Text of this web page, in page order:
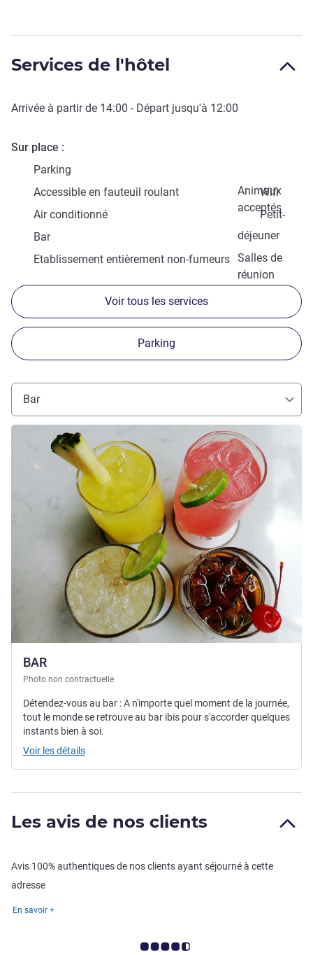
Services de l'hôtel
Arrivée à partir de 14:00 - Départ jusqu'à 12:00
Sur place
Parking
Animaux
acceptés
Accessible en fauteuil roulant
Wifi
Air conditionné
Petit-
déjeuner
Bar
Salles de
réunion
Etablissement entièrement non-fumeurs
Voir tous les services
Parking
Bar
BAR
Photo non contractuelle
Voir les détails
Détendez-vous au bar : A n'importe quel moment de la journée,
tout le monde se retrouve au bar ibis pour s'accorder quelques
instants bien à soi.
Voir les détails
Les avis de nos clients
Avis 100% authentiques de nos clients ayant séjourné à cette
adresse
En savoir +